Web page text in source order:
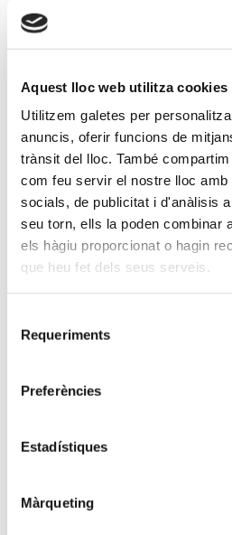
Aquest lloc web utilitza cookies
Utilitzem galetes per
anuncis, oferir funcions de
trànsit del lloc. També
com feu servir el nostre lloc
socials, de publicitat i d'anàlisis
seu torn, ells la poden combinar
els hàgiu proporcionat o hagin
que heu fet dels seus serveis.
Requeriments
Preferències
Estadístiques
Màrqueting
DATOS TARIFA ASISTENTES
Eres asociado/a?
Si ya eres asociado/a, tus
cargarán directamente en
inscripción desde su ficha.
beneficiarás de unas tarifas
Si no eres asociado/a
¿Quieres asociarte y
mejores tarifas a las